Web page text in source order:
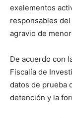
exelementos
responsables
agravio de
De acuerdo con
Fiscalía de
datos de prueba
detención y la